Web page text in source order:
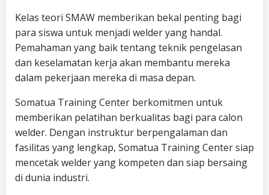
Kelas teori SMAW memberikan bekal penting bagi
para siswa untuk menjadi welder yang handal.
Pemahaman yang baik tentang teknik pengelasan
dan keselamatan kerja akan membantu mereka
dalam pekerjaan mereka di masa depan.
Somatua Training Center berkomitmen untuk
memberikan pelatihan berkualitas bagi para calon
welder. Dengan instruktur berpengalaman dan
fasilitas yang lengkap, Somatua Training Center siap
mencetak welder yang kompeten dan siap bersaing
di dunia industri.